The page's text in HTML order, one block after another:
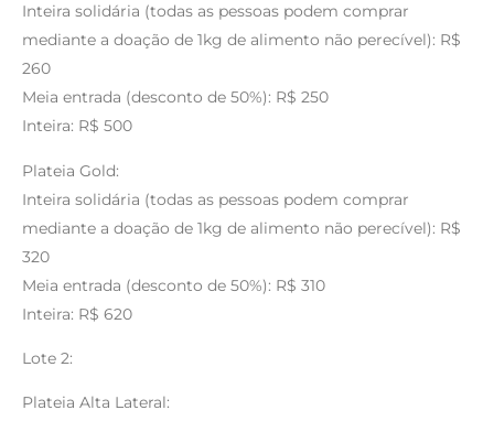
Inteira solidária (todas as pessoas podem comprar
mediante a doação de 1kg de alimento não perecível): R$
260
Meia entrada (desconto de 50%): R$ 250
Inteira: R$ 500
Plateia Gold:
Inteira solidária (todas as pessoas podem comprar
mediante a doação de 1kg de alimento não perecível): R$
320
Meia entrada (desconto de 50%): R$ 310
Inteira: R$ 620
Lote 2:
Plateia Alta Lateral: